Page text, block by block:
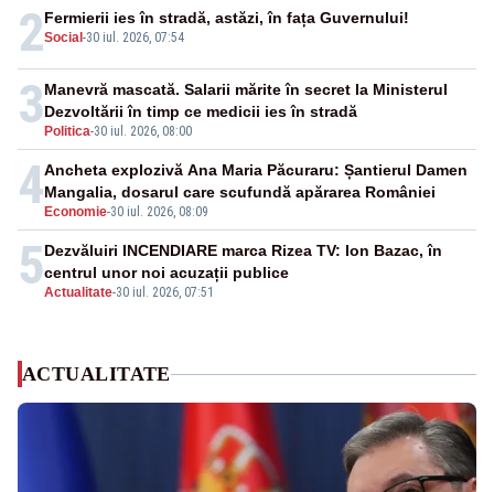
2Social -30 iul. 2026, 07:54
Fermierii ies în stradă, astăzi, în fața Guvernului!
3 Politica-30 iul. 2026, 08:00
Manevră mascată. Salarii mărite în secret la Ministerul
Dezvoltării în timp ce medicii ies în stradă
4 Economie-30 iul. 2026, 08:09
Ancheta explozivă Ana Maria Păcuraru: Șantierul Damen
Mangalia, dosarul care scufundă apărarea României
5Actualitate-30 iul. 2026, 07:51
Dezvăluiri INCENDIARE marca Rizea TV: Ion Bazac, în
centrul unor noi acuzații publice
ACTUALITATE